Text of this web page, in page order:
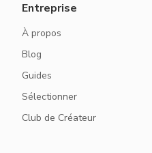
Entreprise
À propos
Blog
Guides
Sélectionner
Club de Créateur